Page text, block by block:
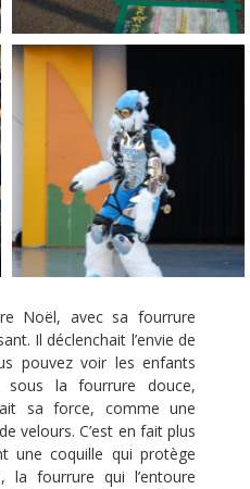
Noël, avec sa fourrure
Il déclenchait l’envie de
pouvez voir les enfants
sous la fourrure douce,
sa force, comme une
velours. C’est en fait plus
une coquille qui protège
la fourrure qui l’entoure